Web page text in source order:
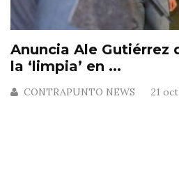
Anuncia Ale Gutiérrez
la ‘limpia’ en ...
CONTRAPUNTO NEWS 21